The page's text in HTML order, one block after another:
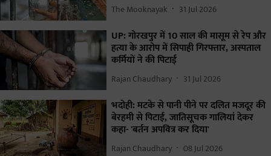
The Mooknayak 31 Jul 2026
UP: गोरखपुर में 10 साल की मासूम से रेप और
हत्या के आरोप में सिपाही गिरफ्तार, अस्पताल
कर्मियों ने की पिटाई
Rajan Chaudhary 31 Jul 2026
भदोही: मटके से पानी पीने पर दलित मजदूर की
बेरहमी से पिटाई, जातिसूचक गालियां देकर
कहा- 'बर्तन अपवित्र कर दिया'
Rajan Chaudhary 08 Jul 2026